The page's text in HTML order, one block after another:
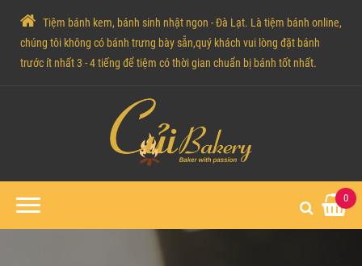
Tiệm bánh kem, bánh sinh nhật ngon - Đà Lạt. Là tiệm bánh online,
chúng tôi không có bánh trưng bày sẵn,quý khách vui lòng đặt bánh
trước ít nhất 3 - 4 tiếng để tiệm có thời gian chuẩn bị bánh tốt nhất.
0